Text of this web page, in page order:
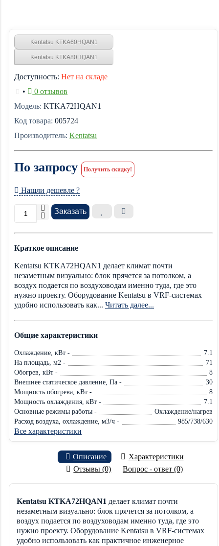
Kentatsu KTKA60HQAN1
Kentatsu KTKA80HQAN1
Доступность: Нет на складе
•
0 отзывов
Модель: KTKA72HQAN1
Код товара: 005724
Производитель: Kentatsu
По запросу Получить скидку!
Нашли дешевле ?
Заказать
Краткое описание
Kentatsu KTKA72HQAN1 делает климат почти
незаметным визуально: блок прячется за потолком, а
воздух подается по воздуховодам именно туда, где это
нужно проекту. Оборудование Kentatsu в VRF-системах
удобно использовать как... Читать далее...
Общие характеристики
Охлаждение, кВт -
7.1
На площадь, м2 -
71
Обогрев, кВт -
8
Внешнее статическое давление, Па -
30
Мощность обогрева, кВт -
8
Мощность охлаждения, кВт -
7.1
Основные режимы работы -
Охлаждение/нагрев
Расход воздуха, охлаждение, м3/ч -
985/738/630
Все характеристики
Описание
Характеристики
Отзывы (0)
Вопрос - ответ (0)
Kentatsu KTKA72HQAN1 делает климат почти
незаметным визуально: блок прячется за потолком, а
воздух подается по воздуховодам именно туда, где это
нужно проекту. Оборудование Kentatsu в VRF-системах
удобно использовать как практичное инженерное